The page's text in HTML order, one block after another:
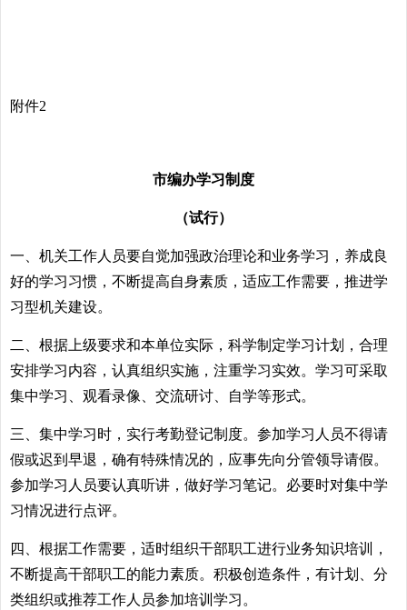
附件2
市编办学习制度
（试行）
一、机关工作人员要自觉加强政治理论和业务学习，养成良
好的学习习惯，不断提高自身素质，适应工作需要，推进学
习型机关建设。
二、根据上级要求和本单位实际，科学制定学习计划，合理
安排学习内容，认真组织实施，注重学习实效。学习可采取
集中学习、观看录像、交流研讨、自学等形式。
三、集中学习时，实行考勤登记制度。参加学习人员不得请
假或迟到早退，确有特殊情况的，应事先向分管领导请假。
参加学习人员要认真听讲，做好学习笔记。必要时对集中学
习情况进行点评。
四、根据工作需要，适时组织干部职工进行业务知识培训，
不断提高干部职工的能力素质。积极创造条件，有计划、分
类组织或推荐工作人员参加培训学习。